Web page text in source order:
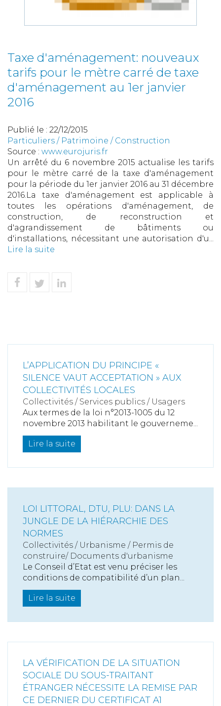
Taxe d'aménagement: nouveaux
tarifs pour le mètre carré de taxe
d'aménagement au 1er janvier
2016
Publié le : 22/12/2015
Particuliers / Patrimoine / Construction
Source : www.eurojuris.fr
Un arrêté du 6 novembre 2015 actualise les tarifs
pour le mètre carré de la taxe d'aménagement
pour la période du 1er janvier 2016 au 31 décembre
2016.La taxe d'aménagement est applicable à
toutes les opérations d'aménagement, de
construction, de reconstruction et
d'agrandissement de bâtiments ou
d'installations, nécessitant une autorisation d'u...
Lire la suite
L’APPLICATION DU PRINCIPE «
SILENCE VAUT ACCEPTATION » AUX
COLLECTIVITÉS LOCALES
Collectivités / Services publics / Usagers
Aux termes de la loi n°2013-1005 du 12
novembre 2013 habilitant le gouverneme...
Lire la suite
LOI LITTORAL, DTU, PLU: DANS LA
JUNGLE DE LA HIÉRARCHIE DES
NORMES
Collectivités / Urbanisme / Permis de
construire/ Documents d'urbanisme
Le Conseil d’Etat est venu préciser les
conditions de compatibilité d’un plan...
Lire la suite
LA VÉRIFICATION DE LA SITUATION
SOCIALE DU SOUS-TRAITANT
ÉTRANGER NÉCESSITE LA REMISE PAR
CE DERNIER DU CERTIFICAT A1